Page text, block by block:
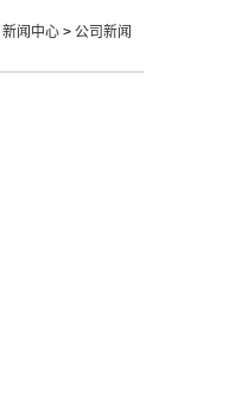
新闻中心 > 公司新闻